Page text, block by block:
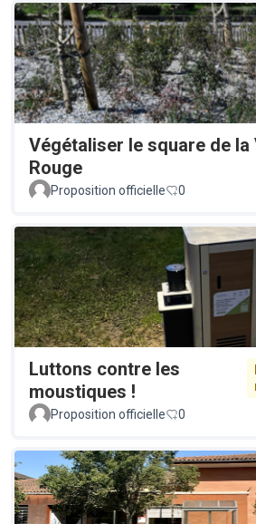
Végétaliser le square de la
Rouge
Proposition officielle 0
Luttons contre les
moustiques !
Proposition officielle
0